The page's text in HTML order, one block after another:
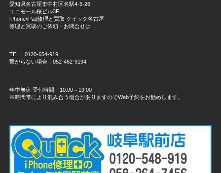
愛知県名古屋市中村区名駅4-5-26
ユニモール桜ビル3F
iPhone/iPad修理と買取 クイック名古屋
修理と買取のご依頼・お問合せは
TEL：0120-654-919
繋がらない場合：052-462-9194
年中無休 受付時間：10:00～19:00
※時間帯により混み合う場合がありますのでWeb予約をお勧めします。